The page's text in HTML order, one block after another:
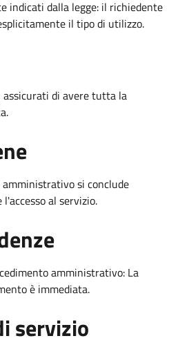
indicati dalla legge: il richiedente
il tipo di utilizzo.
assicurati di avere tutta la
si conclude
al servizio.
amministrativo: La
è immediata.
servizio